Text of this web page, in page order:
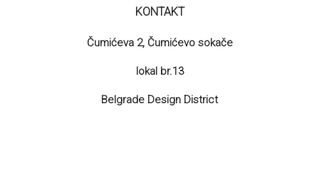
KONTAKT
Čumićeva 2, Čumićevo sokače
lokal br.13
Belgrade Design District